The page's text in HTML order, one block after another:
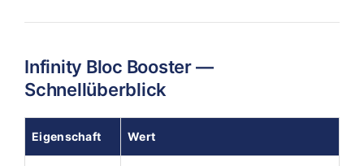
Infinity Bloc Booster —
Schnellüberblick
Eigenschaft Wert